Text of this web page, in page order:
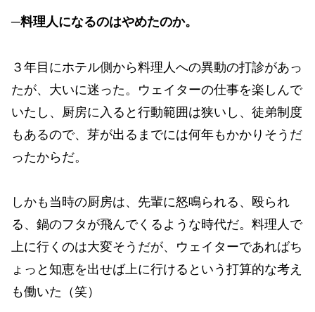
─料理人になるのはやめたのか。
３年目にホテル側から料理人への異動の打診があっ
たが、大いに迷った。ウェイターの仕事を楽しんで
いたし、厨房に入ると行動範囲は狭いし、徒弟制度
もあるので、芽が出るまでには何年もかかりそうだ
ったからだ。
しかも当時の厨房は、先輩に怒鳴られる、殴られ
る、鍋のフタが飛んでくるような時代だ。料理人で
上に行くのは大変そうだが、ウェイターであればち
ょっと知恵を出せば上に行けるという打算的な考え
も働いた（笑）